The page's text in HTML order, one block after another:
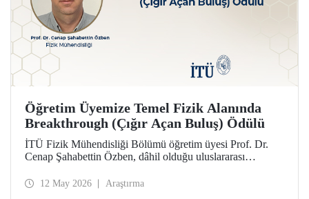
Öğretim Üyemize Temel Fizik Alanında
Breakthrough (Çığır Açan Buluş) Ödülü
İTÜ Fizik Mühendisliği Bölümü öğretim üyesi Prof. Dr.
Cenap Şahabettin Özben, dâhil olduğu uluslararası
Breakthrough (Çığır Açan Buluş) Ödülü’ne layık görüldü.
12 May 2026 Araştırma